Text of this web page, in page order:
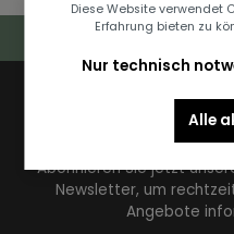
Abonnieren Sie jetzt
Newsletter, um
Angebote
Diese Website verwendet
Erfahrung bieten zu
Nur technisch
Alle